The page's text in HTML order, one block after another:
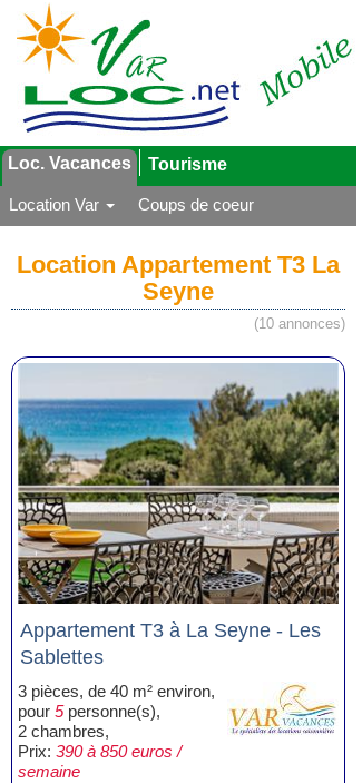
Loc. Vacances Tourisme
Location Var Coups de coeur
Location Appartement T3 La
Seyne
(10 annonces)
Appartement T3 à La Seyne - Les
Sablettes
3 pièces, de 40 m² environ,
pour 5personne(s),
2 chambres,
Prix: 390 à 850 euros /
semaine